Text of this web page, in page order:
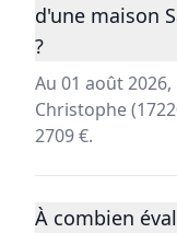
d'une maison
?
Au 01 août
Christophe
2709 €.
À combien